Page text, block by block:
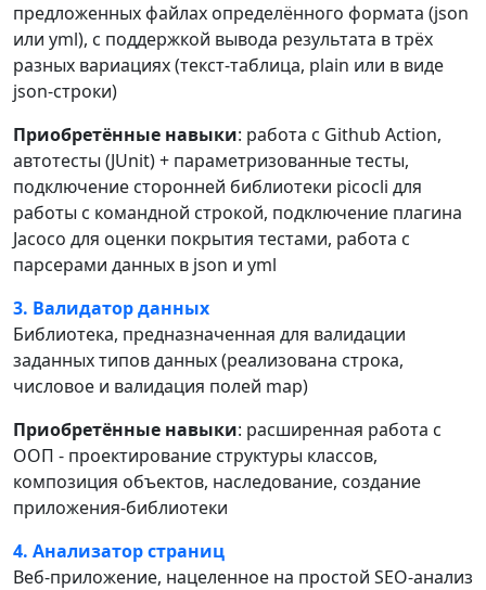
предложенных файлах определённого формата (json
или yml), с поддержкой вывода результата в трёх
разных вариациях (текст-таблица, plain или в виде
json-строки)
Приобретённые навыки: работа с Github Action,
автотесты (JUnit) + параметризованные тесты,
подключение сторонней библиотеки picocli для
работы с командной строкой, подключение плагина
Jacoco для оценки покрытия тестами, работа с
парсерами данных в json и yml
3. Валидатор данных
Библиотека, предназначенная для валидации
заданных типов данных (реализована строка,
числовое и валидация полей map)
Приобретённые навыки: расширенная работа с
ООП - проектирование структуры классов,
композиция объектов, наследование, создание
приложения-библиотеки
4. Анализатор страниц
Веб-приложение, нацеленное на простой SEO-анализ